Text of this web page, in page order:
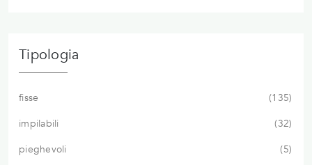
Tipologia
fisse
135
impilabili
32
pieghevoli
5